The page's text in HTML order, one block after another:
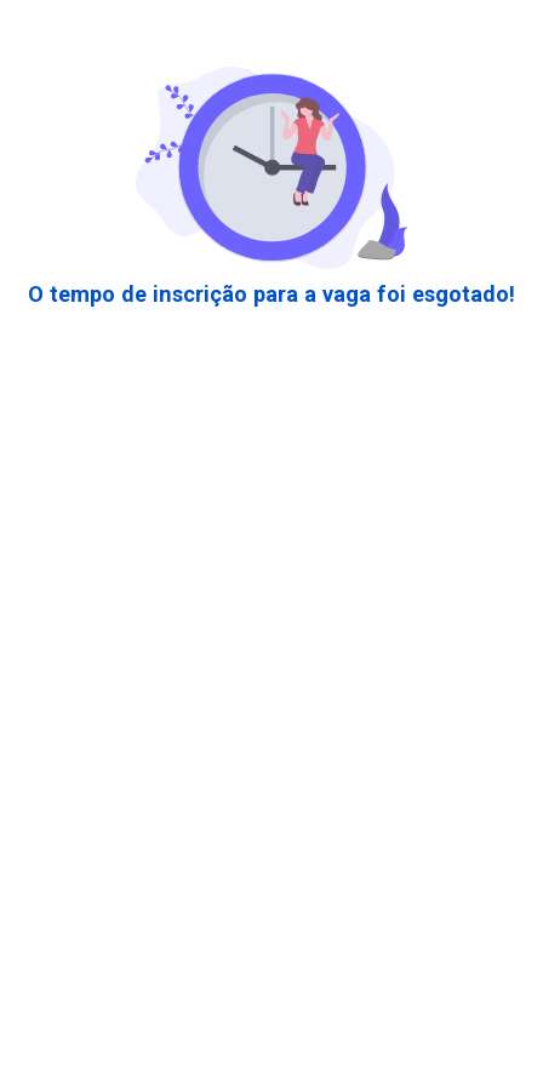
O tempo de inscrição para a vaga foi esgotado!